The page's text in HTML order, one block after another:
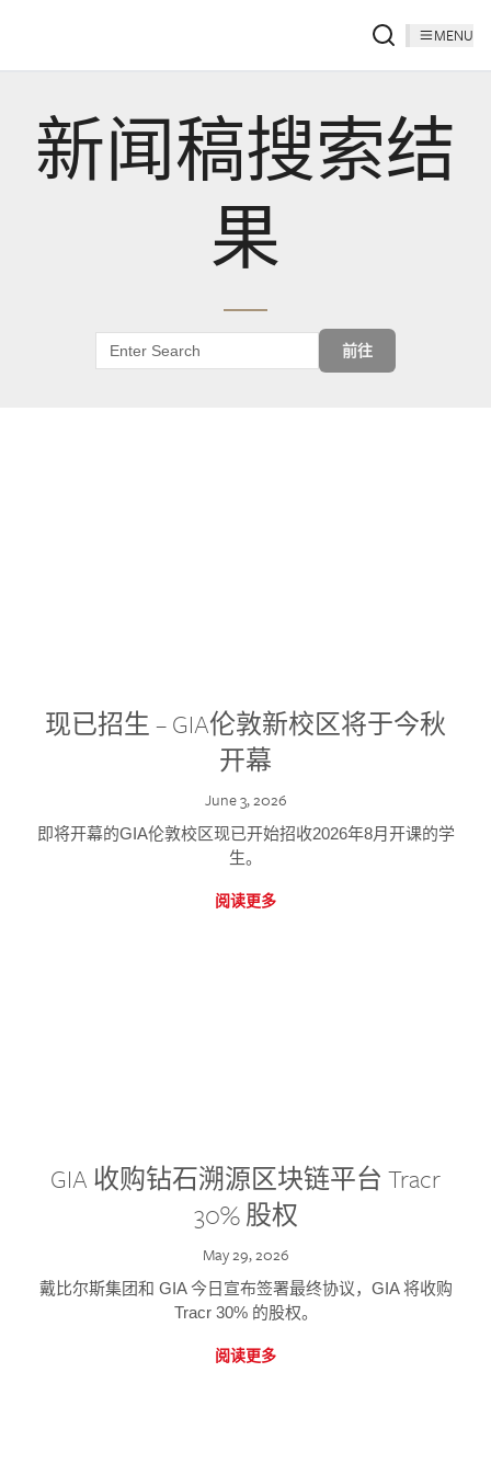
MENU
新闻稿搜索结
果
前往
现已招生 – GIA伦敦新校区将于今秋
开幕
June 3, 2026
即将开幕的GIA伦敦校区现已开始招收2026年8月开课的学
生。
阅读更多
GIA 收购钻石溯源区块链平台 Tracr
30% 股权
May 29, 2026
戴比尔斯集团和 GIA 今日宣布签署最终协议，GIA 将收购
Tracr 30% 的股权。
阅读更多